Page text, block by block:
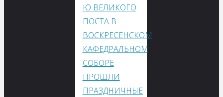
Ю ВЕЛИКОГО
ПОСТА В
ВОСКРЕСЕНСКОМ
КАФЕДРАЛЬНОМ
СОБОРЕ
ПРОШЛИ
ПРАЗДНИЧНЫЕ